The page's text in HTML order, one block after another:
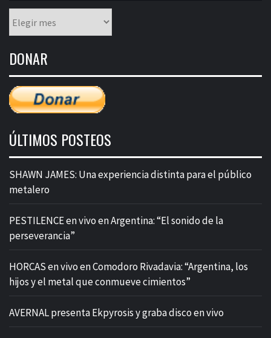
mensual
entradas
DONAR
ÚLTIMOS POSTEOS
SHAWN JAMES: Una experiencia distinta para el público
metalero
PESTILENCE en vivo en Argentina: “El sonido de la
perseverancia”
HORCAS en vivo en Comodoro Rivadavia: “Argentina, los
hijos y el metal que conmueve cimientos”
AVERNAL presenta Ekpyrosis y graba disco en vivo